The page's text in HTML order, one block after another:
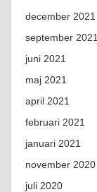
december 2021
september 2021
juni 2021
maj 2021
april 2021
februari 2021
januari 2021
november 2020
juli 2020